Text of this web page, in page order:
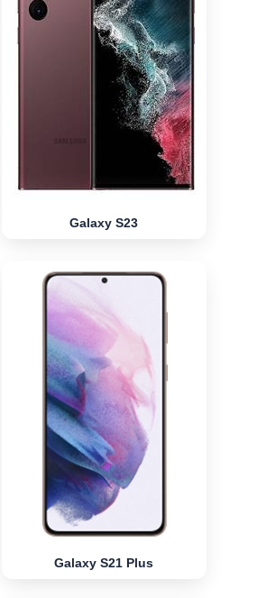
Galaxy S23
Galaxy S21 Plus